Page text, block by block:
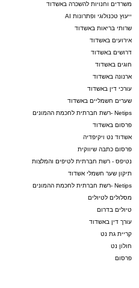
משרדים וחנויות להשכרה באשדוד
ייעוץ טכנולוגי ופתרונות AI
שרותי בריאות באשדוד
אירועים באשדוד
דרושים באשדוד
חוגים באשדוד
ארנונה באשדוד
עורכי דין באשדוד
שערים חשמליים באשדוד
Netips -רשת חברתית לחכמת ההמונים
פרסום באשדוד
אשדוד נט ויקיפדיה
פרסום כתבה שיווקית
נטיפס - רשת חברתית לטיפים והמלצות
תיקון שער חשמלי אשדוד
Netips -רשת חברתית לחכמת ההמונים
מסלולים לטיולים
טיולים בדרום
עורך דין באשדוד
קריית גת נט
חולון נט
פרסום